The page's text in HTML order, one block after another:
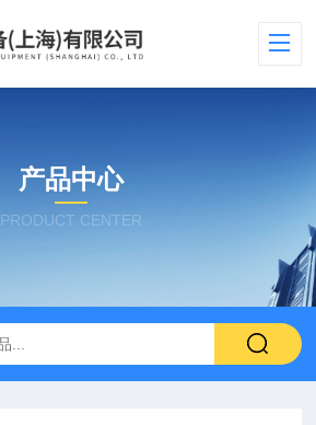
产品中心
PRODUCT CENTER